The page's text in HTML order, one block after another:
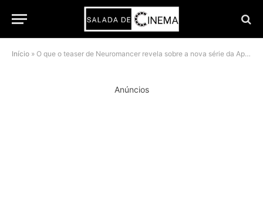
Início » O que o teaser de Neuromancer revela sobre a nova série da Apple TV+
Anúncios